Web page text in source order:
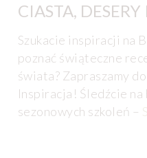
CIASTA,
Szukacie inspiracji na
poznać świąteczne
świata? Zapraszamy
Inspiracja! Śledźcie
sezonowych szkoleń –